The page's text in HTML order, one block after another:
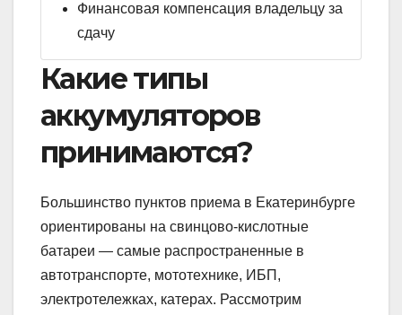
Финансовая компенсация владельцу за
сдачу
Какие типы
аккумуляторов
принимаются?
Большинство пунктов приема в Екатеринбурге
ориентированы на свинцово-кислотные
батареи — самые распространенные в
автотранспорте, мототехнике, ИБП,
электротележках, катерах. Рассмотрим